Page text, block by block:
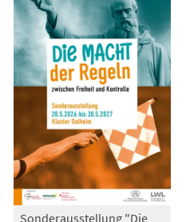
Sonderausstellung "Die